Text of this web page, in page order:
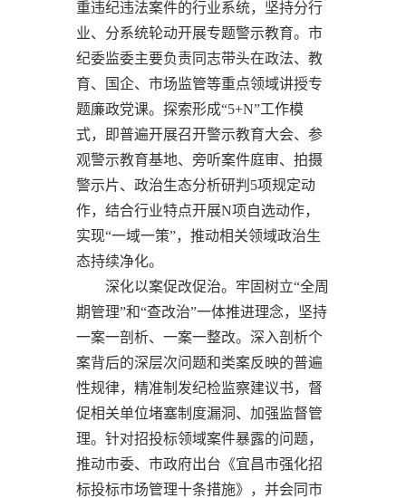
重违纪违法案件的行业系统，坚持分行
业、分系统轮动开展专题警示教育。市
纪委监委主要负责同志带头在政法、教
育、国企、市场监管等重点领域讲授专
题廉政党课。探索形成“5+N”工作模
式，即普遍开展召开警示教育大会、参
观警示教育基地、旁听案件庭审、拍摄
警示片、政治生态分析研判5项规定动
作，结合行业特点开展N项自选动作，
实现“一域一策”，推动相关领域政治生
态持续净化。
深化以案促改促治。牢固树立“全周
期管理”和“查改治”一体推进理念，坚持
一案一剖析、一案一整改。深入剖析个
案背后的深层次问题和类案反映的普遍
性规律，精准制发纪检监察建议书，督
促相关单位堵塞制度漏洞、加强监督管
理。针对招投标领域案件暴露的问题，
推动市委、市政府出台《宜昌市强化招
标投标市场管理十条措施》，并会同市